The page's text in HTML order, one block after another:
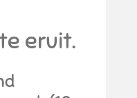
eruit.